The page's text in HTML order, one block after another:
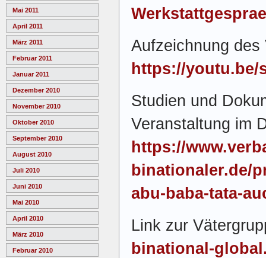
Mai 2011
April 2011
März 2011
Februar 2011
Januar 2011
Dezember 2010
November 2010
Oktober 2010
September 2010
August 2010
Juli 2010
Juni 2010
Mai 2010
April 2010
März 2010
Februar 2010
Aufzeichnung des
https://youtu.be/
Studien und
Veranstaltung im
https://
binationaler.de/
abu-baba-tata-
Link zur
binational-